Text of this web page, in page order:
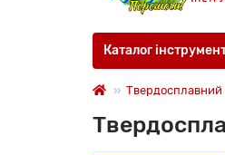
Каталог
Твердосплавний